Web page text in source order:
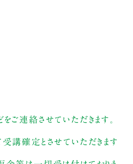
ご連絡させていただきます。
講確定とさせていただきます